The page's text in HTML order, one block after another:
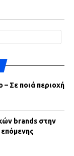
Σε ποιά περιοχή
brands στην